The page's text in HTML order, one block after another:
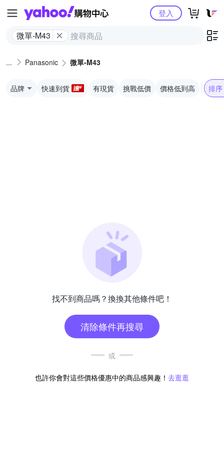
Yahoo購物中心
微單-M43
登入
Panasonic 微單-M43
品牌 快速到貨 有現貨 挑戰低價 價格低到高 排序
找不到商品嗎？換換其他條件吧！
清除條件再搜尋
或
也許你會對這些價格優惠中的商品感興趣！ 去逛逛